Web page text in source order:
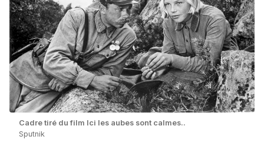
Сadre tiré du film Ici les aubes sont calmes..
Sputnik